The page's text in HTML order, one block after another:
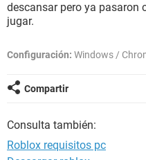
descansar pero ya pasaron
jugar.
Configuración: Windows /
Compartir
Consulta también:
Roblox requisitos pc